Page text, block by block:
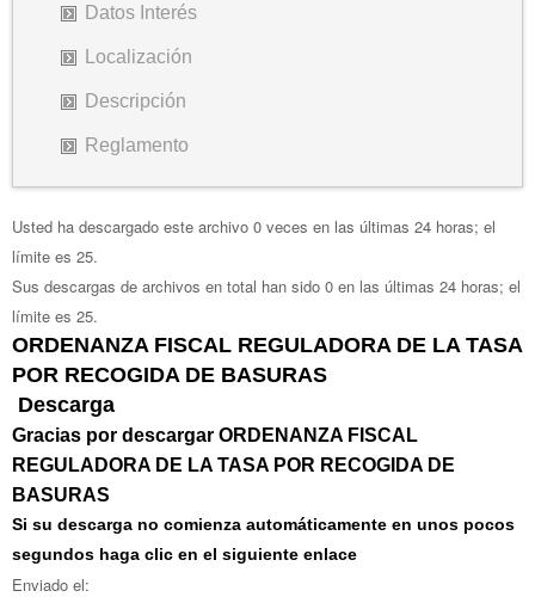
Datos Interés
Localización
Descripción
Reglamento
Usted ha descargado este archivo 0 veces en las últimas 24 horas; el
límite es 25.
Sus descargas de archivos en total han sido 0 en las últimas 24 horas; el
límite es 25.
ORDENANZA FISCAL REGULADORA DE LA TASA
POR RECOGIDA DE BASURAS
Descarga
Gracias por descargar ORDENANZA FISCAL
REGULADORA DE LA TASA POR RECOGIDA DE
BASURAS
Si su descarga no comienza automáticamente en unos pocos
segundos haga clic en el siguiente enlace
Enviado el: